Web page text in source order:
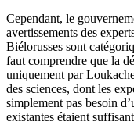
Cependant, le
avertissements des
Biélorusses sont
faut comprendre que la
uniquement par
des sciences, dont les
simplement pas besoin
existantes étaient